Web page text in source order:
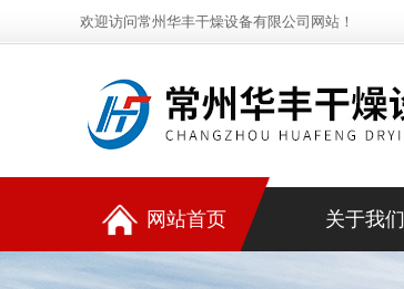
欢迎访问常州华丰干燥设备有限公司网站！
网站首页 关于我们